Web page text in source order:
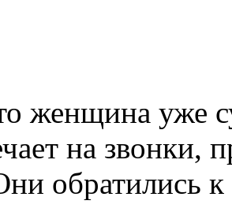
женщина уже
на звонки,
обратились